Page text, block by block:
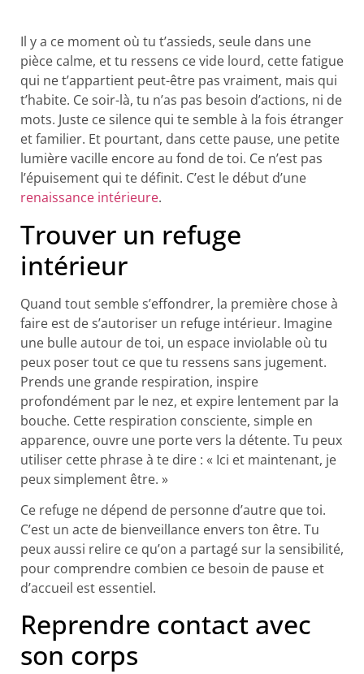
Il y a ce moment où tu t’assieds, seule dans une
pièce calme, et tu ressens ce vide lourd, cette fatigue
qui ne t’appartient peut-être pas vraiment, mais qui
t’habite. Ce soir-là, tu n’as pas besoin d’actions, ni de
mots. Juste ce silence qui te semble à la fois étranger
et familier. Et pourtant, dans cette pause, une petite
lumière vacille encore au fond de toi. Ce n’est pas
l’épuisement qui te définit. C’est le début d’une
renaissance intérieure.
Trouver un refuge
intérieur
Quand tout semble s’effondrer, la première chose à
faire est de s’autoriser un refuge intérieur. Imagine
une bulle autour de toi, un espace inviolable où tu
peux poser tout ce que tu ressens sans jugement.
Prends une grande respiration, inspire
profondément par le nez, et expire lentement par la
bouche. Cette respiration consciente, simple en
apparence, ouvre une porte vers la détente. Tu peux
utiliser cette phrase à te dire : « Ici et maintenant, je
peux simplement être. »
Ce refuge ne dépend de personne d’autre que toi.
C’est un acte de bienveillance envers ton être. Tu
peux aussi relire ce qu’on a partagé sur la sensibilité,
pour comprendre combien ce besoin de pause et
d’accueil est essentiel.
Reprendre contact avec
son corps